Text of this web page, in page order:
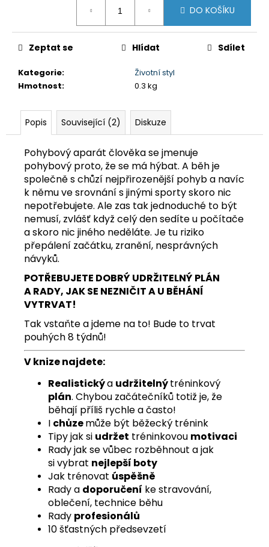
DO KOŠÍKU
Kategorie:
Životní styl
Hmotnost: 0.3 kg
Zeptat se Hlídat Sdílet
Popis Související (2) Diskuze
Pohybový aparát člověka se jmenuje
pohybový proto, že se má hýbat. A běh je
společně s chůzí nejpřirozenější pohyb a navíc
k němu ve srovnání s jinými sporty skoro nic
nepotřebujete. Ale zas tak jednoduché to být
nemusí, zvlášť když celý den sedíte u počítače
a skoro nic jiného neděláte. Je tu riziko
přepálení začátku, zranění, nesprávných
návyků.
POTŘEBUJETE DOBRÝ UDRŽITELNÝ PLÁN
A RADY, JAK SE NEZNIČIT A U BĚHÁNÍ
VYTRVAT!
Tak vstaňte a jdeme na to! Bude to trvat
pouhých 8 týdnů!
V knize najdete:
Realistickýa udržitelnýtréninkový
plán. Chybou začátečníků totiž je, že
běhají příliš rychle a často!
I chůzemůže být běžecký trénink
Tipy jak si udržet tréninkovou motivaci
Rady jak se vůbec rozběhnout a jak
si vybrat nejlepší boty
Jak trénovat úspěšně
Rady a doporučení ke stravování,
oblečení, technice běhu
Rady profesionálů
10 šťastných předsevzetí
j
e
m
e
DAY
349